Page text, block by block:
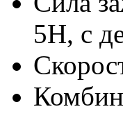
5Н, с